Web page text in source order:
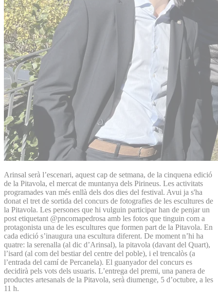
Arinsal serà l’escenari, aquest cap de setmana, de la cinquena edició
de la Pitavola, el mercat de muntanya dels Pirineus. Les activitats
programades van més enllà dels dos dies del festival. Avui ja s'ha
donat el tret de sortida del concurs de fotografies de les escultures de
la Pitavola. Les persones que hi vulguin participar han de penjar un
post etiquetant @pncomapedrosa amb les fotos que tinguin com a
protagonista una de les escultures que formen part de la Pitavola. En
cada edició s’inaugura una escultura diferent. De moment n’hi ha
quatre: la serenalla (al dic d’Arinsal), la pitavola (davant del Quart),
l’isard (al com del bestiar del centre del poble), i el trencalòs (a
l’entrada del camí de Percanela). El guanyador del concurs es
decidirà pels vots dels usuaris. L’entrega del premi, una panera de
productes artesanals de la Pitavola, serà diumenge, 5 d’octubre, a les
11 h.